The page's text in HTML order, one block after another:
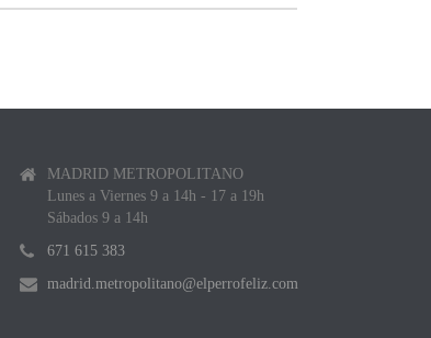
MADRID METROPOLITANO
Lunes a Viernes 9 a 14h - 17 a 19h
Sábados 9 a 14h
671 615 383
madrid.metropolitano@elperrofeliz.com